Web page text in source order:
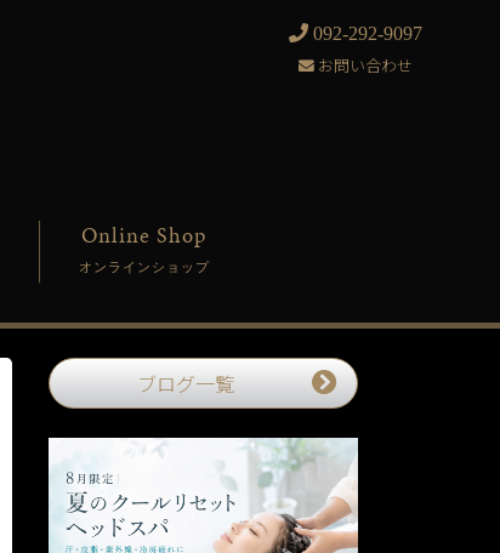
092-292-9097
お問い合わせ
Online Shop
オンラインショップ
ブログ一覧